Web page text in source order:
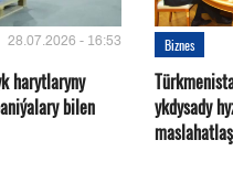
28.07.2026 - 16:53
harytlaryny
bilen
Biznes
ykdysady